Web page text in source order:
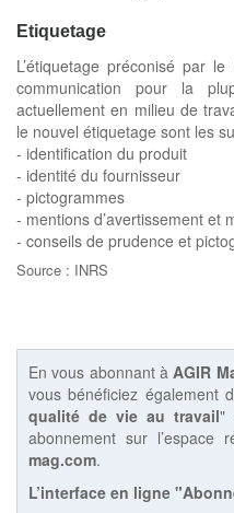
Etiquetage
L’étiquetage préconisé par
communication pour la
actuellement en milieu de
le nouvel étiquetage sont les
- identification du produit
- identité du fournisseur
- pictogrammes
- mentions d’avertissement et
- conseils de prudence et
Source : INRS
En vous abonnant àAGIR
vous bénéficiez également
qualité de vie au travail"
abonnement sur l’espace
mag.com.
L’interface en ligne